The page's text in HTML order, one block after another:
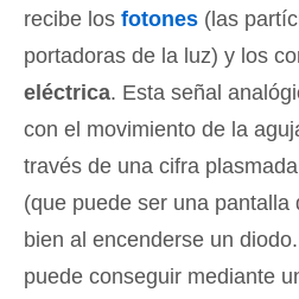
recibe los fotones (las
portadoras de la luz) y los
eléctrica. Esta señal
con el movimiento de la
través de una cifra
(que puede ser una pantalla
bien al encenderse un
puede conseguir mediante